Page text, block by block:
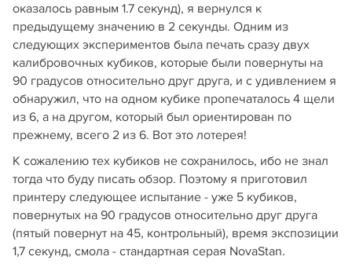
оказалось равным 1.7 секунд), я вернулся к
предыдущему значению в 2 секунды. Одним из
следующих экспериментов была печать сразу двух
калибровочных кубиков, которые были повернуты на
90 градусов относительно друг друга, и с удивлением я
обнаружил, что на одном кубике пропечаталось 4 щели
из 6, а на другом, который был ориентирован по
прежнему, всего 2 из 6. Вот это лотерея!
К сожалению тех кубиков не сохранилось, ибо не знал
тогда что буду писать обзор. Поэтому я приготовил
принтеру следующее испытание - уже 5 кубиков,
повернутых на 90 градусов относительно друг друга
(пятый повернут на 45, контрольный), время экспозиции
1,7 секунд, смола - стандартная серая NovaStan.